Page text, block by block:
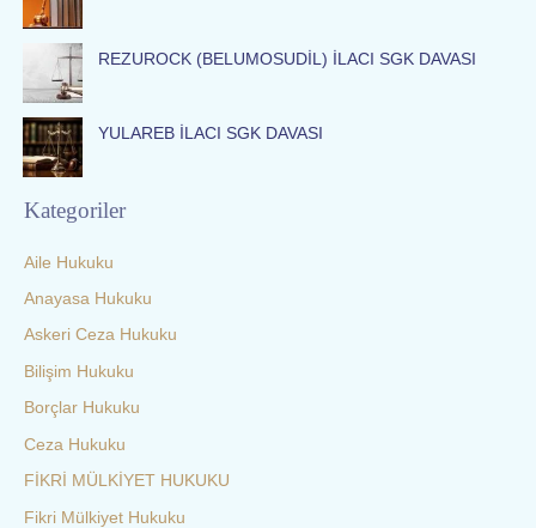
REZUROCK (BELUMOSUDİL) İLACI SGK DAVASI
YULAREB İLACI SGK DAVASI
Kategoriler
Aile Hukuku
Anayasa Hukuku
Askeri Ceza Hukuku
Bilişim Hukuku
Borçlar Hukuku
Ceza Hukuku
FİKRİ MÜLKİYET HUKUKU
Fikri Mülkiyet Hukuku